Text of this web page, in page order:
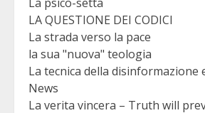
LA QUESTIONE DEI CODICI
La strada verso la pace
la sua "nuova" teologia
La tecnica della disinformazione
News
La verita vincera – Truth will